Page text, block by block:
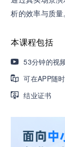
8000门课
+
AI职场发展
析的效率与质量
本课程包括
53分钟的视
可在APP随
结业证书